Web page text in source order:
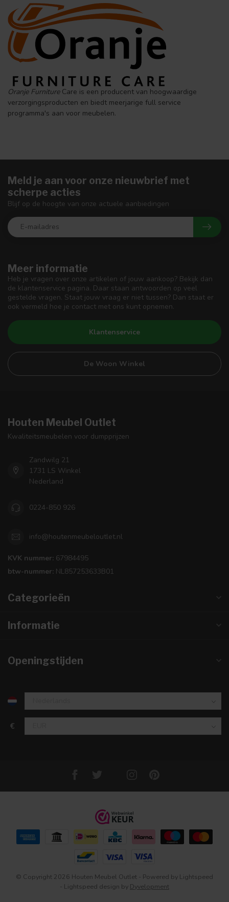
Oranje FurnitureCare is een producent van hoogwaardige
verzorgingsproducten en biedt meerjarige full service
programma's aan voor meubelen.
Meer informatie
Heb je vragen over onze artikelen of jouw aankoop? Bekijk dan
de klantenservice pagina. Daar staan antwoorden op veel
gestelde vragen. Staat jouw vraag er niet tussen? Dan staat er
ook vermeld hoe je contact met ons kunt opnemen.
Klantenservice
De Woon Winkel
Meld je aan voor onze nieuwbrief met
scherpe acties
Blijf op de hoogte van onze actuele aanbiedingen
Houten Meubel Outlet
Kwaliteitsmeubelen voor dumpprijzen
Zandwilg 21
1731 LS Winkel
Nederland
0224-850 926
info@houtenmeubeloutlet.nl
KVK nummer: 67984495
btw-nummer: NL857253633B01
Categorieën
Informatie
Openingstijden
€
© Copyright 2026 Houten Meubel Outlet - Powered by Lightspeed
- Lightspeed design by Dyvelopment